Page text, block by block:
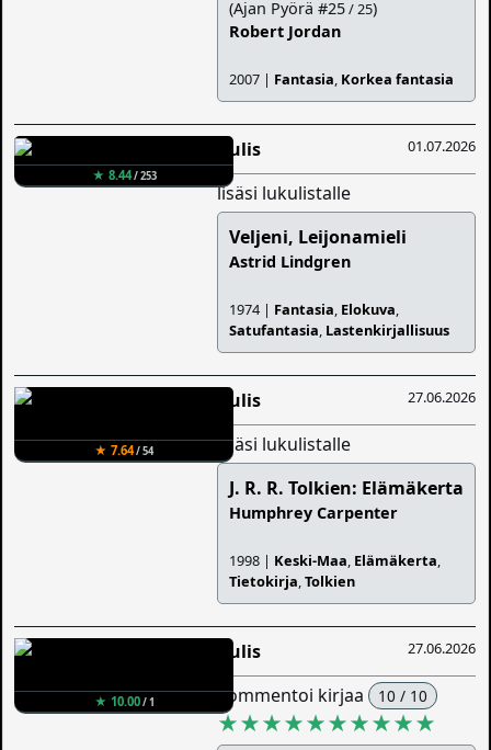
(Ajan Pyörä #25/ 25)
Robert Jordan
2007 | Fantasia, Korkea fantasia
★ 8.44/ 253
01.07.2026
Aulis
lisäsi lukulistalle
Veljeni, Leijonamieli
Astrid Lindgren
1974 | Fantasia, Elokuva,
Satufantasia, Lastenkirjallisuus
★ 7.64/ 54
27.06.2026
Aulis
lisäsi lukulistalle
J. R. R. Tolkien: Elämäkerta
Humphrey Carpenter
1998 | Keski-Maa, Elämäkerta,
Tietokirja,Tolkien
★ 10.00/ 1
27.06.2026
Aulis
kommentoi kirjaa 10 / 10
★★★★★★★★★★